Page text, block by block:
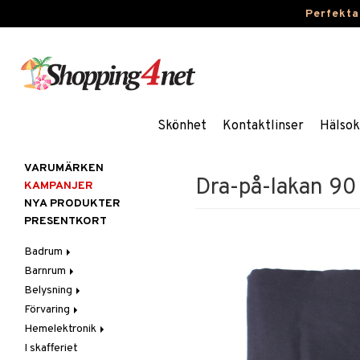
Skönhet Kontaktlinser
Dra-på-lakan
VARUMÄRKEN
KAMPANJER
NYA PRODUKTER
PRESENTKORT
Badrum
Badrumsinredning
Badrumstextilier
Badrumstillbehör
Barnrum
Barnlampor
Barnmöbler
Barnrumsdekoration
Barnrumsförvaring
Belysning
Belysningstillbehör
Lampor
Bordslampor
LED-ljus
Förvaring
Hängare & krokar
Hyllor
Hemelektronik
Ljud
I skafferiet